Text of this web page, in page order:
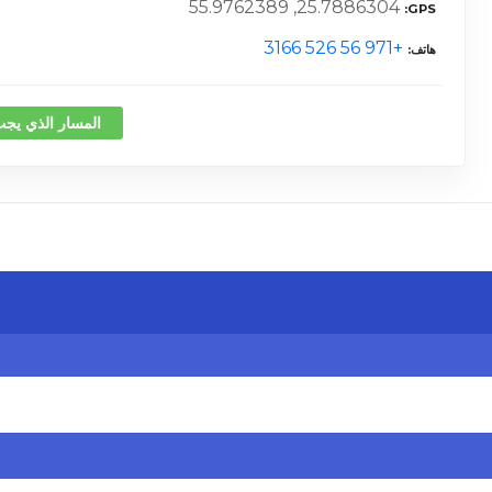
GPS
25.7886304, 55.9762389
هاتف +971 56 526 3166
المسار الذي